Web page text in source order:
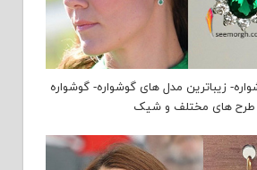
زیباترین مدل های گوشواره- گوشواره
طرح های مختلف و شیک